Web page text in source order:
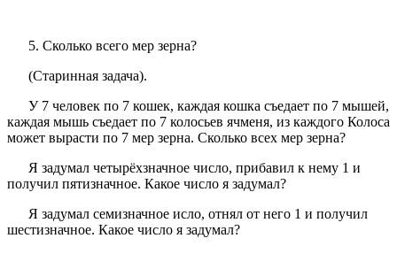
5. Сколько всего мер зерна?
(Старинная задача).
У 7 человек по 7 кошек, каждая кошка съедает по 7 мышей,
каждая мышь съедает по 7 колосьев ячменя, из каждого Колоса
может вырасти по 7 мер зерна. Сколько всех мер зерна?
Я задумал четырёхзначное число, прибавил к нему 1 и
получил пятизначное. Какое число я задумал?
Я задумал семизначное исло, отнял от него 1 и получил
шестизначное. Какое число я задумал?